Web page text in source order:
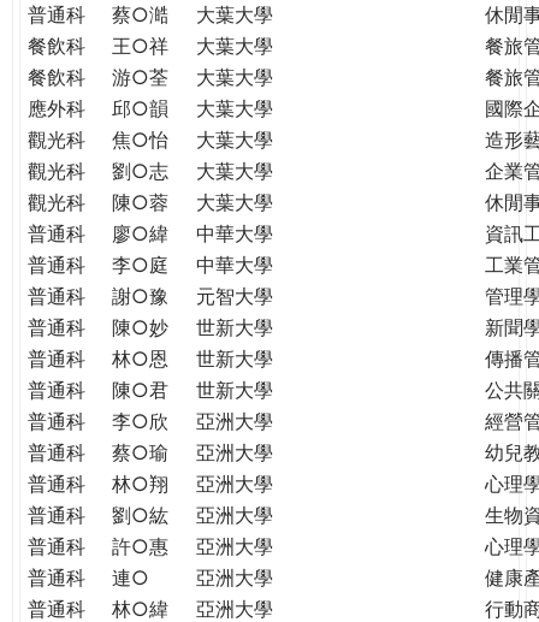
普通科
蔡○澔 大葉大學
休閒
餐飲科
王○祥 大葉大學
餐旅
餐飲科
游○荃 大葉大學
餐旅
應外科
邱○韻 大葉大學
國際
觀光科
焦○怡 大葉大學
造形
觀光科
劉○志 大葉大學
企業
觀光科
陳○蓉 大葉大學
休閒
普通科
廖○緯 中華大學
資訊
普通科
李○庭 中華大學
工業
普通科
謝○豫 元智大學
管理
普通科
陳○妙 世新大學
新聞
普通科
林○恩 世新大學
傳播
普通科
陳○君 世新大學
公共
普通科
李○欣 亞洲大學
經營
普通科
蔡○瑜 亞洲大學
幼兒
普通科
林○翔 亞洲大學
心理
普通科
劉○紘 亞洲大學
生物
普通科
許○惠 亞洲大學
心理
普通科
連○ 亞洲大學
健康
普通科
林○緯 亞洲大學
行動